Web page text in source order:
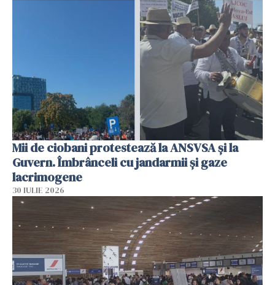
Mii de ciobani protestează la ANSVSA și la
Guvern. Îmbrânceli cu jandarmii și gaze
lacrimogene
30 IULIE 2026